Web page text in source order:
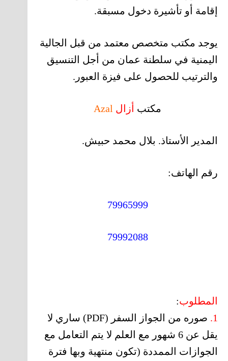
إقامة أو تأشيرة دخول مسبقة.
يوجد مكتب متخصص معتمد من قبل الجالية
اليمنية في سلطنة عمان من أجل التنسيق
والترتيب للحصول على فيزة العبور.
مكتب أزال Azal
المدير الأستاذ. بلال محمد حبيش.
رقم الهاتف:
79965999
79992088
المطلوب:
1.
صوره من الجواز السفر (PDF) ساري لا
يقل عن 6 شهور مع العلم لا يتم التعامل مع
الجوازات الممددة (تكون منتهية وبها فترة